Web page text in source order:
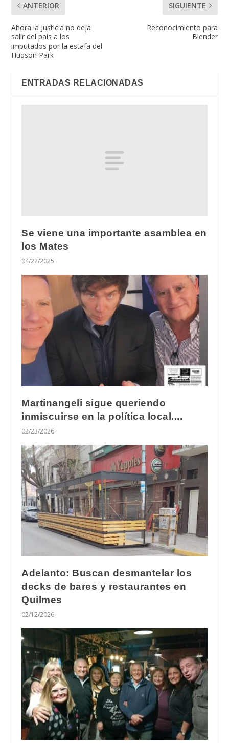
ANTERIOR
Ahora la Justicia no deja
salir del país a los
imputados por la estafa del
Hudson Park
SIGUIENTE
Reconocimiento para
Blender
ENTRADAS RELACIONADAS
Se viene una importante asamblea en
los Mates
04/22/2025
Martinangeli sigue queriendo
inmiscuirse en la política local....
02/23/2026
Adelanto: Buscan desmantelar los
decks de bares y restaurantes en
Quilmes
02/12/2026